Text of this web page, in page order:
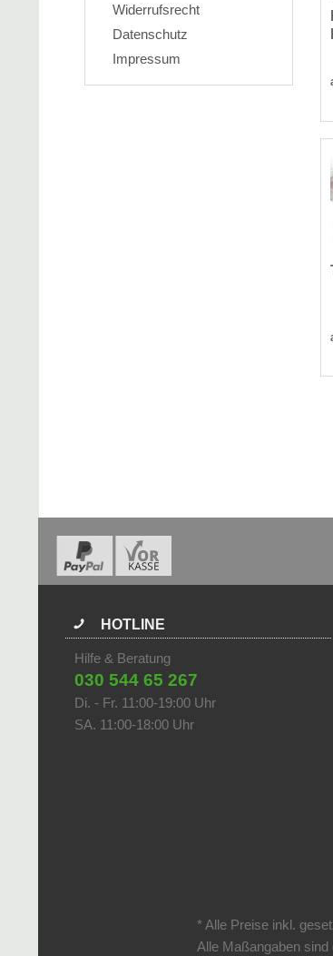
Widerrufsrecht
Datenschutz
Impressum
HOTLINE
Hilfe & Beratung
030 544 65 267
Di. - Fr. 11:00-19:00 Uhr
SA. 11:00-18:00 Uhr
* Alle Preise inkl.
Alle Maßangaben